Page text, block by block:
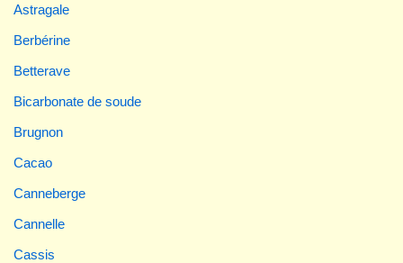
Astragale
Berbérine
Betterave
Bicarbonate de soude
Brugnon
Cacao
Canneberge
Cannelle
Cassis